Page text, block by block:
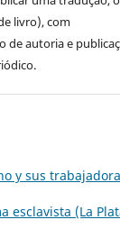
livro), com
de autoria e
y sus
esclavista (La